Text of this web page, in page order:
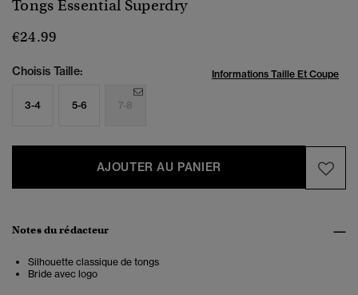
Tongs Essential Superdry
€24.99
Choisis Taille: Informations Taille Et Coupe
3-4 5-6 7-8
AJOUTER AU PANIER
Notes du rédacteur
Silhouette classique de tongs
Bride avec logo